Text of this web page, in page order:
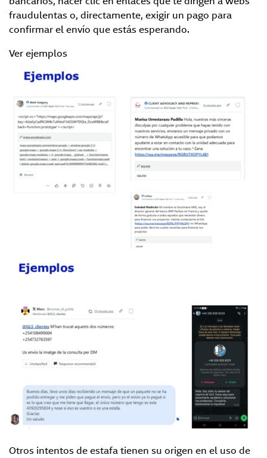
fraudulentas o, directamente, exigir un pago para
confirmar el envío que estás esperando.
Ver ejemplos
Otros intentos de estafa tienen su origen en el uso de